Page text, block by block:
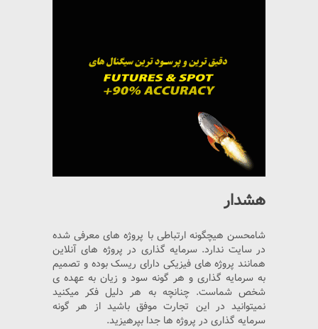
هشدار
شامحسن هیچگونه ارتباطی با پروژه های معرفی شده
در سایت ندارد. سرمایه گذاری در پروژه های آنلاین
همانند پروژه های فیزیکی دارای ریسک بوده و تصمیم
به سرمایه گذاری و هر گونه سود و زیان به عهده ی
شخص شماست. چنانچه به هر دلیل فکر میکنید
نمیتوانید در این تجارت موفق باشید از هر گونه
سرمایه گذاری در پروژه ها جدا بپرهیزید.